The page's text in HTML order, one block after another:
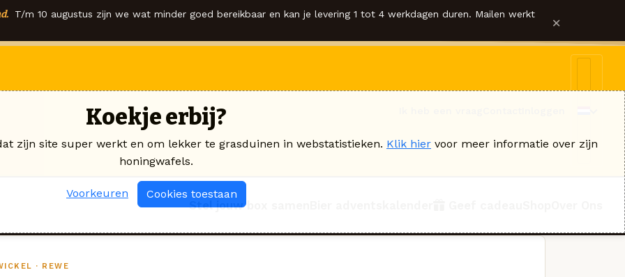
T/m 10 augustus zijn we wat minder goed bereikbaar en kan je levering 1 tot 4 werkdagen duren. Mailen werkt ×
Stel jouw box samen
· REWE
Koekje erbij?
zijn site super werkt en om lekker te grasduinen in webstatistieken. Klik hier voor meer informatie over zijn
honingwafels.
Voorkeuren Cookies toestaan